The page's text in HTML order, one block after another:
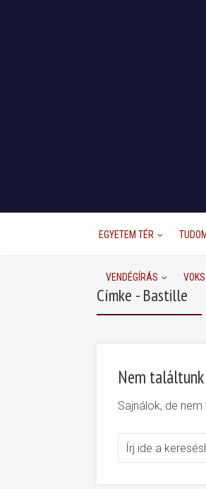
EGYETEM TÉR
VENDÉGÍRÁS VOKS
Címke - Bastille
Nem
Sajnálok, de
Search